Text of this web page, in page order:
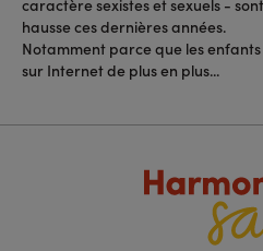
caractère sexistes et sexuels -
hausse ces dernières années.
Notamment parce que les
sur Internet de plus en plus...